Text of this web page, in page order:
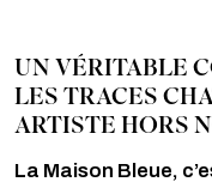
UN VÉRITABLE
LES TRACES
ARTISTE HORS
La Maison Bleue,